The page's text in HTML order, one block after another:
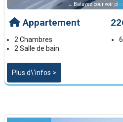
← Balayez pour voir
Appartement
2 Chambres
2 Salle de bain
Plus d\'infos >